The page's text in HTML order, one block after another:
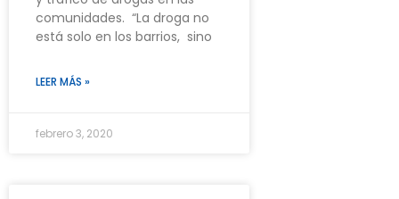
comunidades. “La droga no
está solo en los barrios, sino
LEER MÁS »
febrero 3, 2020